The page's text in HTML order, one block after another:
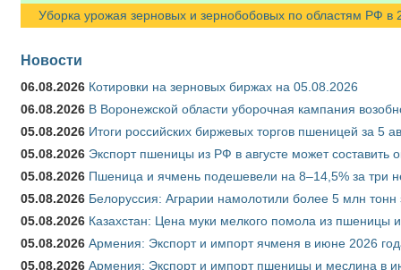
Уборка урожая зерновых и зернобобовых по областям РФ в
Новости
06.08.2026 Котировки на зерновых биржах на 05.08.2026
06.08.2026 В Воронежской области уборочная кампания
05.08.2026 Итоги российских биржевых торгов пшеницей за 5
05.08.2026 Экспорт пшеницы из РФ в августе может составить
05.08.2026 Пшеница и ячмень подешевели на 8–14,5% за три
05.08.2026 Белоруссия: Аграрии намолотили более 5 млн тонн
05.08.2026 Казахстан: Цена муки мелкого помола из пшеницы
05.08.2026 Армения: Экспорт и импорт ячменя в июне 2026
05.08.2026 Армения: Экспорт и импорт пшеницы и меслина в